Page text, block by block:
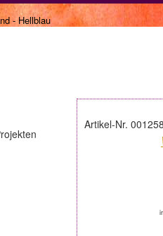
- Hellblau
Artikel-Nr.